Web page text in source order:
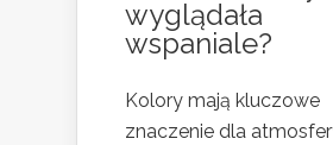
wyglądała
wspaniale?
Kolory mają kluczowe
znaczenie dla